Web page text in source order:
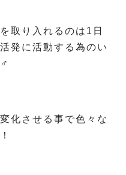
取り入れるのは1日
発に活動する為のい
‍♂️
化させる事で色々な